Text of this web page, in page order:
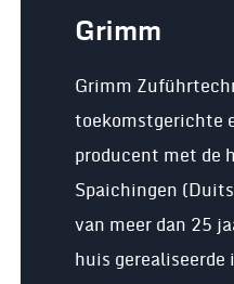
Grimm
Grimm
toekomstgerichte
producent met de
Spaichingen
van meer dan 25
huis gerealiseerde